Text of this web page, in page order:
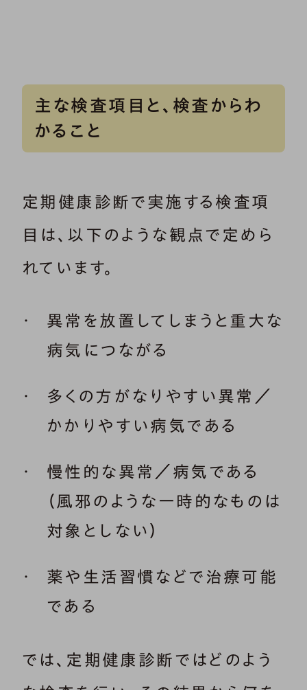
主な検査項目と、検査からわ
かること
定期健康診断で実施する検査項
目は、以下のような観点で定めら
れています。
異常を放置してしまうと重大な
病気につながる
多くの方がなりやすい異常／
かかりやすい病気である
慢性的な異常／病気である
（風邪のような一時的なものは
対象としない）
薬や生活習慣などで治療可能
である
では、定期健康診断ではどのよう